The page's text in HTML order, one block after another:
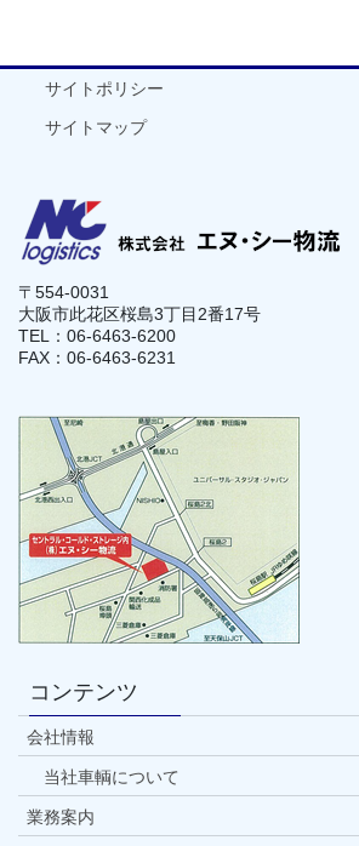
サイトポリシー
サイトマップ
〒554-0031
大阪市此花区桜島3丁目2番17号
TEL：06-6463-6200
FAX：06-6463-6231
コンテンツ
会社情報
当社車輌について
業務案内